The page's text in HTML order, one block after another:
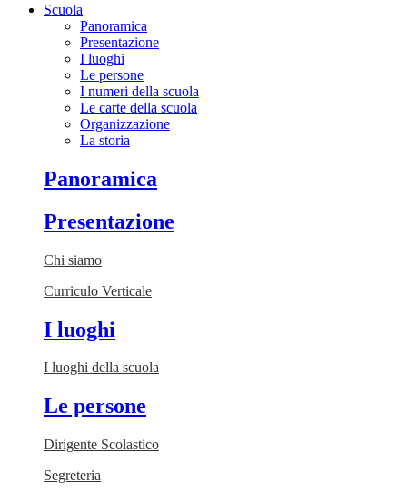
Scuola
Panoramica
Presentazione
I luoghi
Le persone
I numeri della scuola
Le carte della scuola
Organizzazione
La storia
Panoramica
Presentazione
Chi siamo
Curriculo Verticale
I luoghi
I luoghi della scuola
Le persone
Dirigente Scolastico
Segreteria